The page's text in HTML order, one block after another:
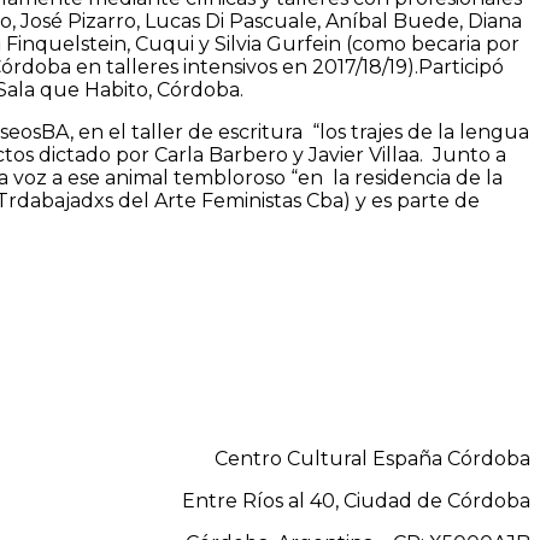
Pizarro, Lucas Di Pascuale, Aníbal Buede, Diana
Cuqui y Silvia Gurfein (como becaria por
en talleres intensivos en 2017/18/19).Participó
que Habito, Córdoba.
en el taller de escritura “los trajes de la lengua
dictado por Carla Barbero y Javier Villaa. Junto a
a ese animal tembloroso “en la residencia de la
del Arte Feministas Cba) y es parte de
Centro Cultural España Córdoba
Entre Ríos al 40, Ciudad de Córdoba